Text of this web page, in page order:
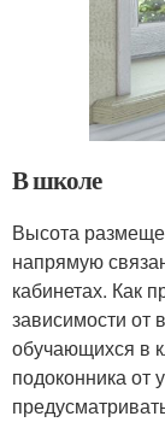
В школе
Высота
напрямую
кабинетах. Как
зависимости от
обучающихся в
подоконника от